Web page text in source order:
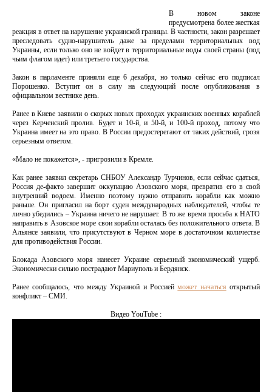
В новом законе
предусмотрена более жесткая
реакция в ответ на нарушение украинской границы. В частности, закон разрешает
преследовать судно-нарушитель даже за пределами территориальных вод
Украины, если только оно не войдет в территориальные воды своей страны (под
чьим флагом идет) или третьего государства.
Закон в парламенте приняли еще 6 декабря, но только сейчас его подписал
Порошенко. Вступит он в силу на следующий после опубликования в
официальном вестнике день.
Ранее в Киеве заявили о скорых новых проходах украинских военных кораблей
через Керченский пролив. Будет и 10-й, и 50-й, и 100-й проход, потому что
Украина имеет на это право. В России предостерегают от таких действий, грозя
серьезным ответом.
«Мало не покажется», - пригрозили в Кремле.
Как ранее заявил секретарь СНБОУ Александр Турчинов, если сейчас сдаться,
Россия де-факто завершит оккупацию Азовского моря, превратив его в свой
внутренний водоем. Именно поэтому нужно отправить корабли как можно
раньше. Он пригласил на борт суден международных наблюдателей, чтобы те
лично убедились – Украина ничего не нарушает. В то же время просьба к НАТО
направить в Азовское море свои корабли осталась без положительного ответа. В
Альянсе заявили, что присутствуют в Черном море в достаточном количестве
для противодействия России.
Блокада Азовского моря нанесет Украине серьезный экономический ущерб.
Экономически сильно пострадают Мариуполь и Бердянск.
Ранее сообщалось, что между Украиной и Россиейможет начаться открытый
конфликт – СМИ.
Видео YouTube :